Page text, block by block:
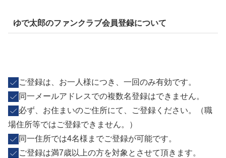
ゆで太郎のファンクラブ会員登録について
ご登録は、お一人様につき、一回のみ有効です。
同一メールアドレスでの複数名登録はできません。
必ず、お住まいのご住所にて、ご登録ください。（職
場住所等ではご登録できません。）
同一住所では4名様までご登録が可能です。
ご登録は満7歳以上の方を対象とさせて頂きます。